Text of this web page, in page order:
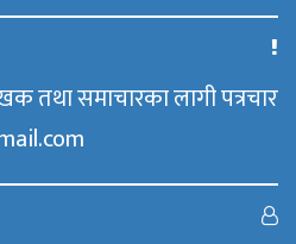
समाचारका लागी पत्रचार